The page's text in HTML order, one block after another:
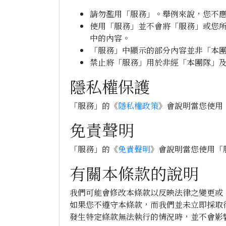
請勿濫用「服務」。舉例來說，您不
使用「服務」並不會將「服務」或您
中的內容。
「服務」中顯示的部分內容並非「
禁止將「服務」用於非經「本團隊」
隱私權保護
「服務」的《隱私權政策》會說明當您使
免責聲明
「服務」的《免責聲明》會說明當您使用
有關本條款的說明
我們可能會修改本條款以反映法律之變更
如果您不遵守本條款，而我們並未立即採
發生特定條款無法執行的情況時，並不會